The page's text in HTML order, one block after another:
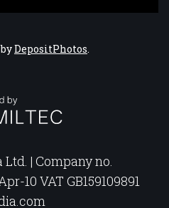
DepositPhotos.
| Company no.
10 VAT GB159109891